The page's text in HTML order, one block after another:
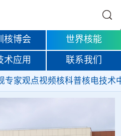
核博会 世界核能
术应用 联系我们
专家观点视频核科普核电技术